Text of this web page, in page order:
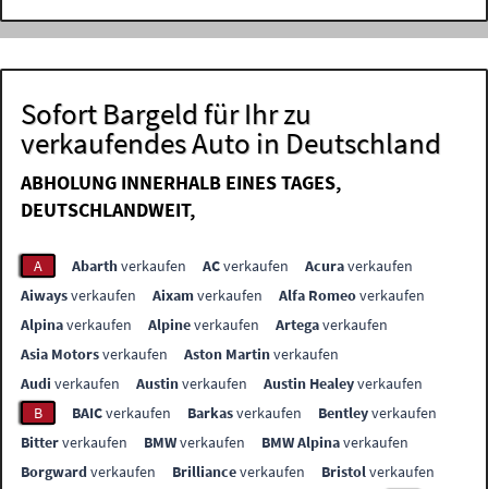
Sofort Bargeld für Ihr zu
verkaufendes Auto in Deutschland
ABHOLUNG INNERHALB EINES TAGES,
DEUTSCHLANDWEIT,
A Abarthverkaufen ACverkaufen Acuraverkaufen
Aiwaysverkaufen Aixamverkaufen Alfa Romeoverkaufen
Alpinaverkaufen Alpineverkaufen Artegaverkaufen
Asia Motorsverkaufen Aston Martinverkaufen
Audi verkaufen Austinverkaufen Austin Healeyverkaufen
B
BAICverkaufen Barkasverkaufen Bentleyverkaufen
Bitterverkaufen BMWverkaufen BMW Alpinaverkaufen
Borgwardverkaufen Brillianceverkaufen Bristolverkaufen